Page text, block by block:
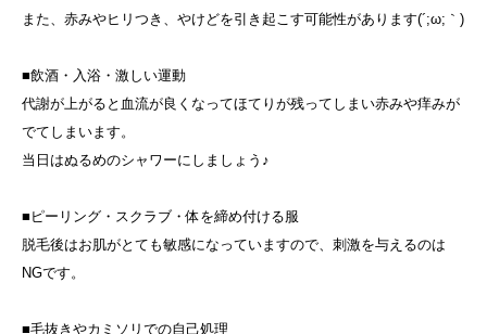
また、赤みやヒリつき、やけどを引き起こす可能性があります(´;ω;｀)
■飲酒・入浴・激しい運動
代謝が上がると血流が良くなってほてりが残ってしまい赤みや痒みが
でてしまいます。
当日はぬるめのシャワーにしましょう♪
■ピーリング・スクラブ・体を締め付ける服
脱毛後はお肌がとても敏感になっていますので、刺激を与えるのは
NGです。
■毛抜きやカミソリでの自己処理